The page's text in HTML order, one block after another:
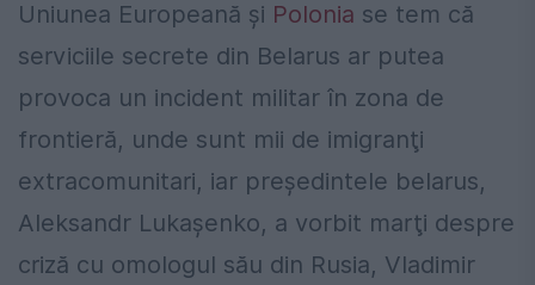
Uniunea Europeană şi Polonia se tem că
serviciile secrete din Belarus ar putea
provoca un incident militar în zona de
frontieră, unde sunt mii de imigranţi
extracomunitari, iar preşedintele belarus,
Aleksandr Lukaşenko, a vorbit marţi despre
criză cu omologul său din Rusia, Vladimir